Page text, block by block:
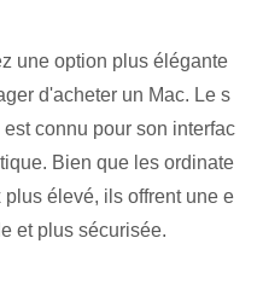
une option plus élégante
d'acheter un Mac. Le s
connu pour son interfac
Bien que les ordinate
élevé, ils offrent une e
et plus sécurisée.